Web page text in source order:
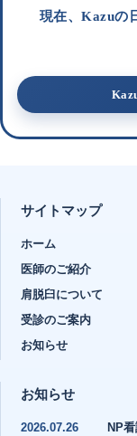
現在、Kazuの
サイトマップ
ホーム
医師のご紹介
肩脱臼について
受診のご案内
お知らせ
お知らせ
2026.07.26 NP